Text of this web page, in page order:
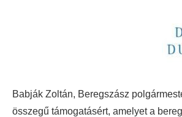
Babják Zoltán, Beregszász
összegű támogatásért, amelyet a